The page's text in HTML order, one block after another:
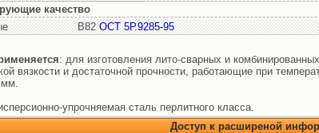
качество
В82 ОСТ 5Р.9285-95
: для изготовления лито-сварных и
вязкости и достаточной прочности, работающие при
мм.
упрочняемая сталь перлитного класса.
Доступ к расширеной